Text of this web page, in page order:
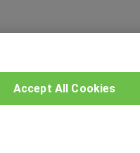
Accept All Cookies